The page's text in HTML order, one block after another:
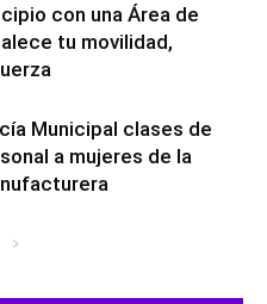
con una Área de
tu movilidad,
Municipal clases de
a mujeres de la